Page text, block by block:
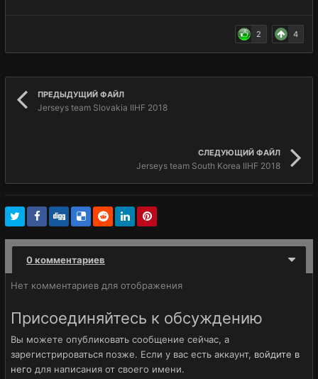
2 4
ПРЕДЫДУЩИЙ ФАЙЛ
Jerseys team Slovakia IIHF 2018
СЛЕДУЮЩИЙ ФАЙЛ
Jerseys team South Korea IIHF 2018
0 комментариев
Нет комментариев для отображения
Присоединяйтесь к обсуждению
Вы можете опубликовать сообщение сейчас, а
зарегистрироваться позже. Если у вас есть аккаунт, войдите в
него для написания от своего имени.